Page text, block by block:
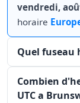
vendredi,
horaire
Quel fuseau
Combien
UTC a